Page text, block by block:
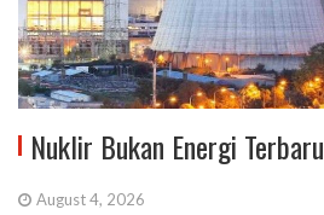
Nuklir Bukan Energi
August 4, 2026